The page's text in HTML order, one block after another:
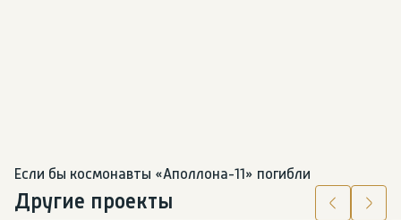
Если бы космонавты «Аполлона-11» погибли
Другие проекты